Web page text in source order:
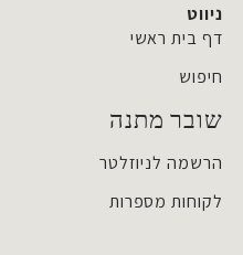
י
ת
פ
א
ר
o
n
a
ת
ר
o
n
n
ניווט
דף בית ראשי
חיפוש
שובר מתנה
הרשמה לניוזלטר
לקוחות מספרות